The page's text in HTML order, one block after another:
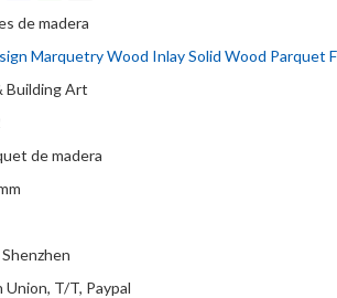
de madera
Marquetry Wood Inlay Solid Wood Parquet
Building Art
de madera
T/T, Paypal